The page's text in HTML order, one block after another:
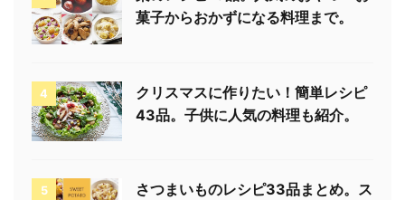
菓子からおかずになる料理まで。
4
クリスマスに作りたい！簡単レシピ
43品。子供に人気の料理も紹介。
5
さつまいものレシピ33品まとめ。ス